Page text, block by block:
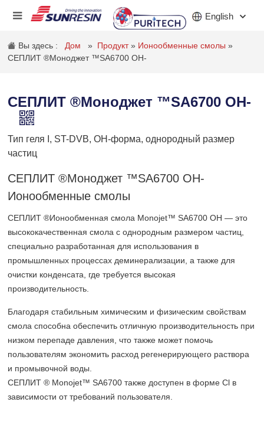
English
ПРОДУКТ
ИНВЕСТОРЫ
НОВОСТИ
КОНТАКТ
Вы здесь : Дом » Продукт» Ионообменные смолы»
СЕПЛИТ ®Моноджет ™SA6700 OH-
СЕПЛИТ ®Моноджет ™SA6700 OH-
Тип геля I, ST-DVB, OH-форма, однородный размер
частиц
СЕПЛИТ ®Моноджет ™SA6700 OH-
Ионообменные смолы
СЕПЛИТ ®Ионообменная смола Monojet™ SA6700 OH — это
высококачественная смола с однородным размером частиц,
специально разработанная для использования в
промышленных процессах деминерализации, а также для
очистки конденсата, где требуется высокая
производительность.
Благодаря стабильным химическим и физическим свойствам
смола способна обеспечить отличную производительность при
низком перепаде давления, что также может помочь
пользователям экономить расход регенерирующего раствора
и промывочной воды.
СЕПЛИТ ® Monojet™ SA6700 также доступен в форме Cl в
зависимости от требований пользователя.